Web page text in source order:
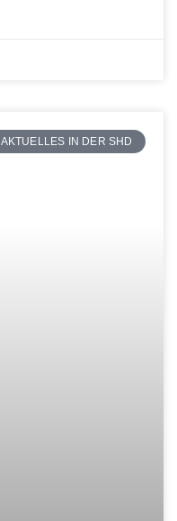
AKTUELLES IN DER SHD